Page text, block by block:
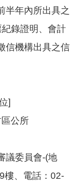
半年內所出具之
錄證明、會計
信機構出具之信
]
公所
議委員會-(地
樓、電話：02-